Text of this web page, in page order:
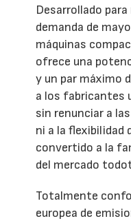
Desarrollado
demanda de
máquinas
ofrece una
y un par máximo
a los fabricantes
sin renunciar a
ni a la flexibilidad
convertido a la
del mercado
Totalmente
europea de